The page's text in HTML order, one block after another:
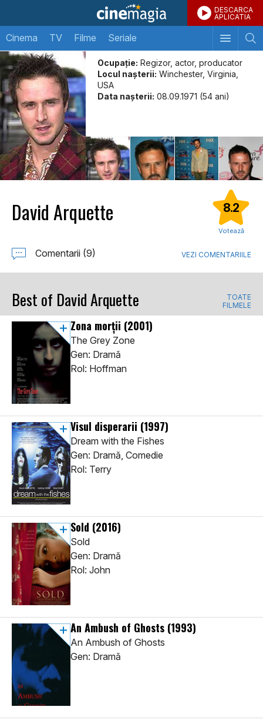
DESCARCA
APLICATIA
Cinema TV Filme Seriale
Ocupație: Regizor, actor, producator
Locul naşterii: Winchester, Virginia,
USA
Data naşterii: 08.09.1971 (54 ani)
David Arquette 8.2
Votează
Comentarii (9) VEZI COMENTARIILE
Best of David Arquette
TOATE
FILMELE
Zona morţii (2001)
The Grey Zone
Gen: Dramă
Rol: Hoffman
Visul disperarii (1997)
Dream with the Fishes
Gen: Dramă, Comedie
Rol: Terry
Sold (2016)
Sold
Gen: Dramă
Rol: John
An Ambush of Ghosts (1993)
An Ambush of Ghosts
Gen: Dramă